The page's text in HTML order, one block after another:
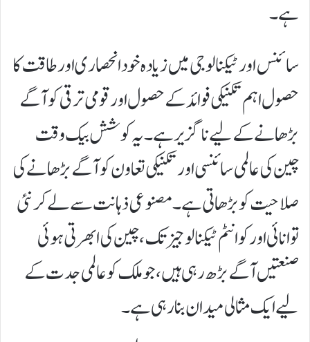
ہے۔
سائنس اور ٹیکنالوجی میں زیادہ خود انحصاری اور طاقت کا
حصول اہم تکنیکی فوائد کے حصول اور قومی ترقی کو آگے
بڑھانے کے لیے ناگزیر ہے۔ یہ کوشش بیک وقت
چین کی عالمی سائنسی اور تکنیکی تعاون کو آگے بڑھانے کی
صلاحیت کو بڑھاتی ہے۔ مصنوعی ذہانت سے لے کر نئی
توانائی اور کوانٹم ٹیکنالوجیز تک، چین کی ابھرتی ہوئی
صنعتیں آگے بڑھ رہی ہیں، جو ملک کو عالمی جدت کے
لیے ایک مثالی میدان بنا رہی ہے۔